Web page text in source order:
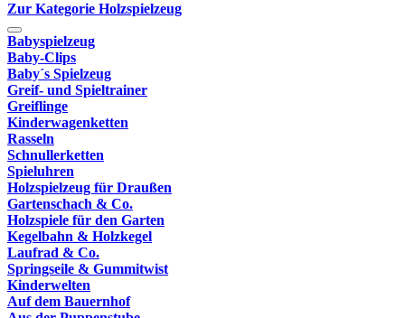
Zur Kategorie Holzspielzeug
Babyspielzeug
Baby-Clips
Baby´s Spielzeug
Greif- und Spieltrainer
Greiflinge
Kinderwagenketten
Rasseln
Schnullerketten
Spieluhren
Holzspielzeug für Draußen
Gartenschach & Co.
Holzspiele für den Garten
Kegelbahn & Holzkegel
Laufrad & Co.
Springseile & Gummitwist
Kinderwelten
Auf dem Bauernhof